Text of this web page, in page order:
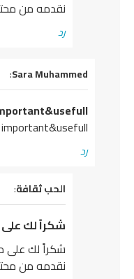
نقدمه من
رد
يقول
Sara Muhammed
:
رد
يقول
الحب ثقافة:
شكراً لك على
شكراً لك على
نقدمه من